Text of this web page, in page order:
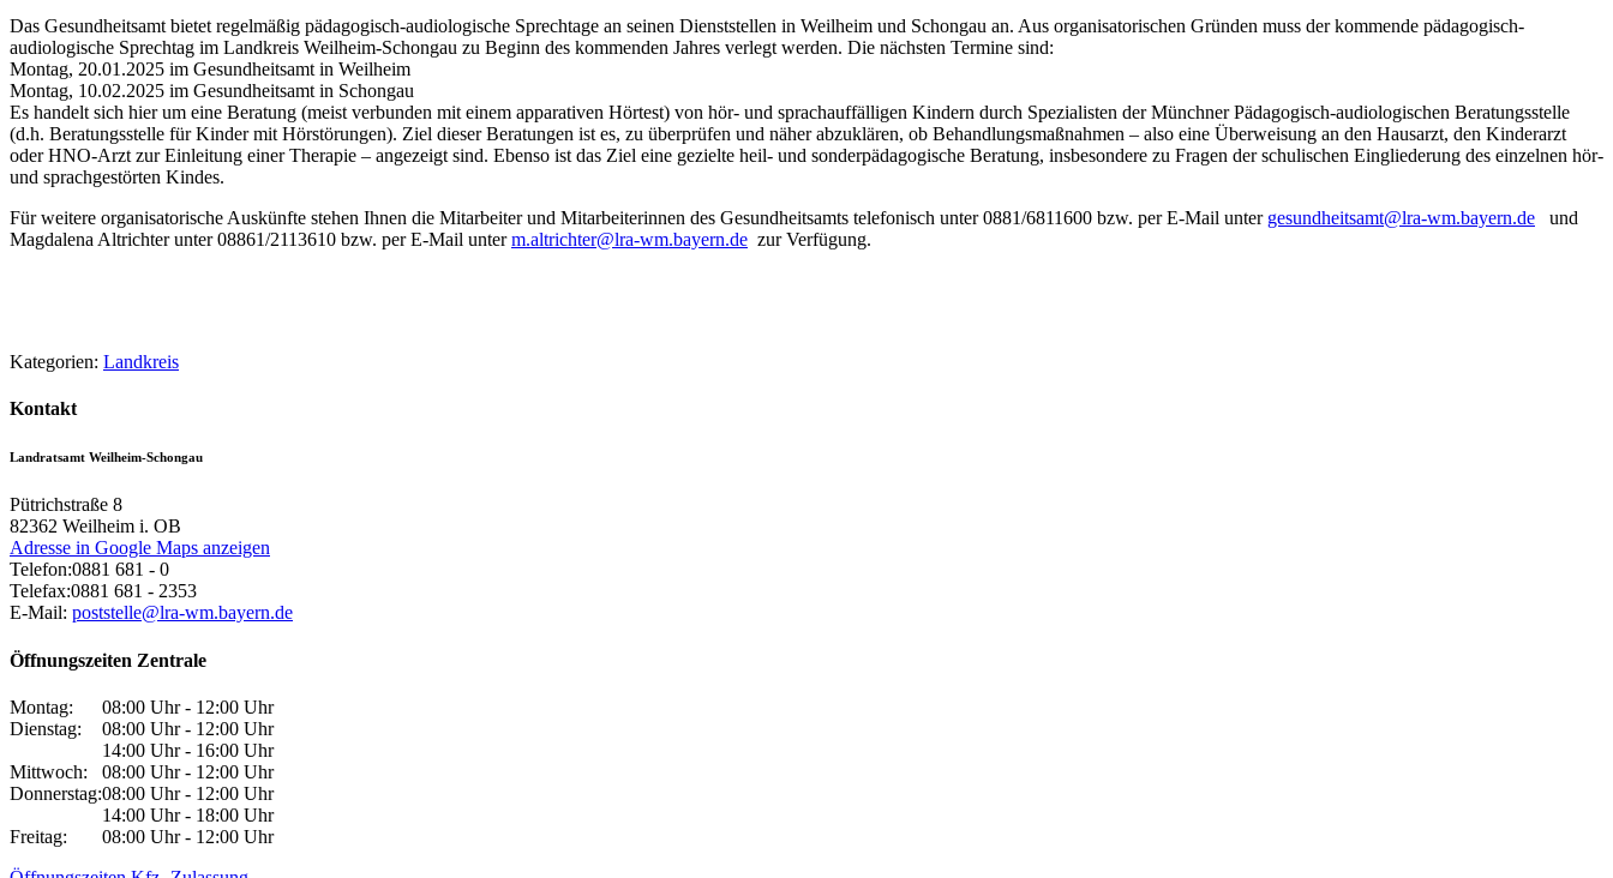
Das Gesundheitsamt bietet regelmäßig pädagogisch-audiologische Sprechtage an seinen Dienststellen in Weilheim und Schongau an. Aus organisatorischen Gründen muss der kommende pädagogisch-
audiologische Sprechtag im Landkreis Weilheim-Schongau zu Beginn des kommenden Jahres verlegt werden. Die nächsten Termine sind:
Montag, 20.01.2025 im Gesundheitsamt in Weilheim
Montag, 10.02.2025 im Gesundheitsamt in Schongau
Es handelt sich hier um eine Beratung (meist verbunden mit einem apparativen Hörtest) von hör- und sprachauffälligen Kindern durch Spezialisten der Münchner Pädagogisch-audiologischen Beratungsstelle
(d.h. Beratungsstelle für Kinder mit Hörstörungen). Ziel dieser Beratungen ist es, zu überprüfen und näher abzuklären, ob Behandlungsmaßnahmen – also eine Überweisung an den Hausarzt, den Kinderarzt
oder HNO-Arzt zur Einleitung einer Therapie – angezeigt sind. Ebenso ist das Ziel eine gezielte heil- und sonderpädagogische Beratung, insbesondere zu Fragen der schulischen Eingliederung des einzelnen hör-
und sprachgestörten Kindes.
Für weitere organisatorische Auskünfte stehen Ihnen die Mitarbeiter und Mitarbeiterinnen des Gesundheitsamts telefonisch unter 0881/6811600 bzw. per E-Mail unter gesundheitsamt@lra-wm.bayern.de und
Magdalena Altrichter unter 08861/2113610 bzw. per E-Mail unterm.altrichter@lra-wm.bayern.de zur Verfügung.
Kategorien: Landkreis
Kontakt
Landratsamt Weilheim-Schongau
Pütrichstraße 8
82362 Weilheim i. OB
Adresse in Google Maps anzeigen
Telefon:0881 681 - 0
Telefax:0881 681 - 2353
E-Mail: poststelle@lra-wm.bayern.de
Öffnungszeiten Zentrale
Montag:
08:00 Uhr - 12:00 Uhr
Dienstag:
08:00 Uhr - 12:00 Uhr
14:00 Uhr - 16:00 Uhr
Mittwoch:
08:00 Uhr - 12:00 Uhr
Donnerstag:08:00 Uhr - 12:00 Uhr
14:00 Uhr - 18:00 Uhr
Freitag:
08:00 Uhr - 12:00 Uhr